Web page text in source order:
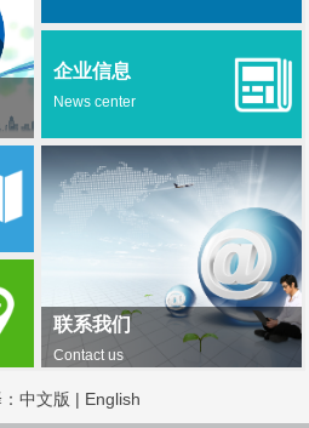
企业信息
News center
联系我们
Contact us
中文版 | English